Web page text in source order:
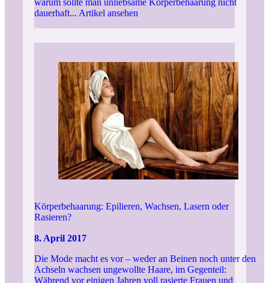
dauerhaft... Artikel ansehen
Körperbehaarung: Epilieren, Wachsen, Lasern oder
Rasieren?
8. April 2017
Die Mode macht es vor – weder an Beinen noch unter den
Achseln wachsen ungewollte Haare, im Gegenteil:
Während vor einigen Jahren voll rasierte Frauen und